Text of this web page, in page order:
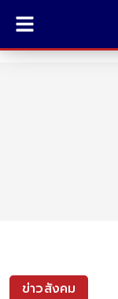
ข่าวสังคม